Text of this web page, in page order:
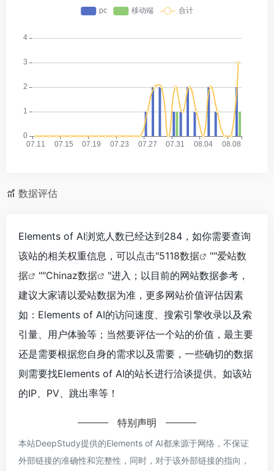
数据评估
Elements of AI浏览人数已经达到284，如你需要查询
该站的相关权重信息，可以点击"5118数据 ""爱站数
据
""Chinaz数据
"进入；以目前的网站数据参考，
建议大家请以爱站数据为准，更多网站价值评估因素
如：Elements of AI的访问速度、搜索引擎收录以及索
引量、用户体验等；当然要评估一个站的价值，最主要
还是需要根据您自身的需求以及需要，一些确切的数据
则需要找Elements of AI的站长进行洽谈提供。如该站
的IP、PV、跳出率等！
特别声明
本站DeepStudy提供的Elements of AI都来源于网络，不保证
外部链接的准确性和完整性，同时，对于该外部链接的指向，